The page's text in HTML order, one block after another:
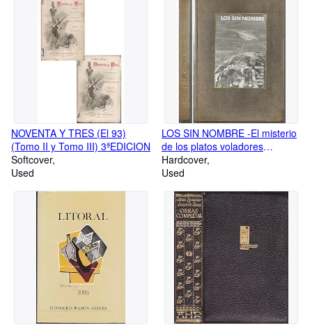
- (2 TOMOS)
NOVENTA Y TRES (El 93)
(Tomo II y Tomo III) 3ªEDICION
Softcover
Used
LOS SIN NOMBRE -El misterio
de los platos voladores
desvelado? Ilustrado dibujos y
fotos b/n
Hardcover
Used